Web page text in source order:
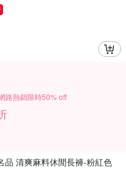
路熱銷限時50% off
品 清爽麻料休閒長褲-粉紅色